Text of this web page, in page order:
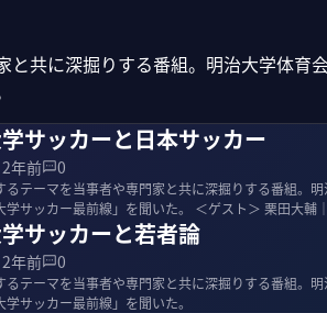
共に深掘りする番組。明治大学体育
サッカーと日本サッカー
2年前 0
るテーマを当事者や専門家と共に深掘りする番組。
を聞いた。 ＜ゲスト＞ 栗田大輔｜明治大学体育会サッカー部監督
サッカーと若者論
2年前 0
るテーマを当事者や専門家と共に深掘りする番組。
サッカー最前線」を聞いた。